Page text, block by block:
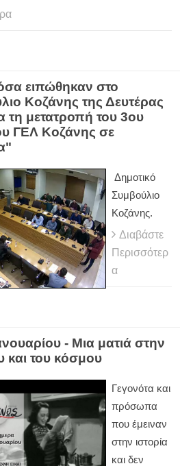
ειπώθηκαν στο
Κοζάνης της Δευτέρας
τη μετατροπή του 3ου
ΓΕΛ Κοζάνης σε
Δημοτικό
Συμβούλιο
Κοζάνης.
Διαβάστε
Περισσότερ
α
- Μια ματιά στην
και του κόσμου
Γεγονότα και
πρόσωπα
που έμειναν
στην ιστορία
και δεν